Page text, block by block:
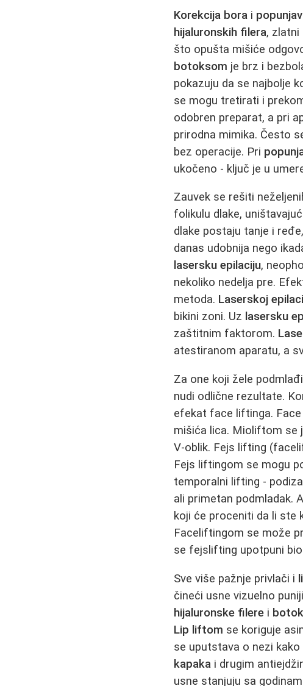
Korekcija bora i
hijaluronskih filera, zlatni
što opušta mišiće
botoksom je brz i
pokazuju da se najbolje
se mogu tretirati i
odobren preparat, a pri
prirodna mimika. Često
bez operacije. Pri
ukočeno - ključ je u
Zauvek se rešiti
folikulu dlake,
dlake postaju tanje i
danas udobnija nego
lasersku epilaciju,
nekoliko nedelja pre.
metoda. Laserskoj
bikini zoni. Uz lasersku
zaštitnim faktorom.
atestiranom aparatu, a
Za one koji žele
nudi odlične rezultate.
efekat face liftinga.
mišića lica. Mioliftom se
V-oblik. Fejs lifting
Fejs liftingom se mogu
temporalni lifting -
ali primetan podmladak.
koji će proceniti da li ste
Faceliftingom se može
se fejslifting upotpuni
Sve više pažnje privlači i
čineći usne vizuelno
hijaluronske filere i
Lip liftom se koriguje
se uputstava o nezi
kapaka i drugim
usne stanjuju sa